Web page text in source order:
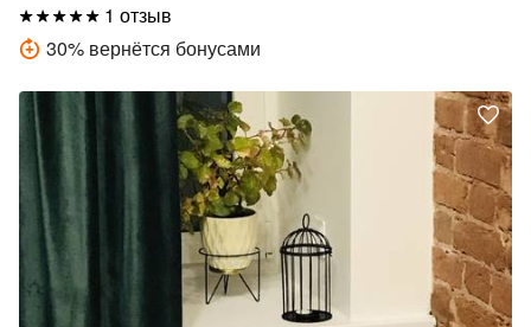
1 отзыв
30% вернётся бонусами